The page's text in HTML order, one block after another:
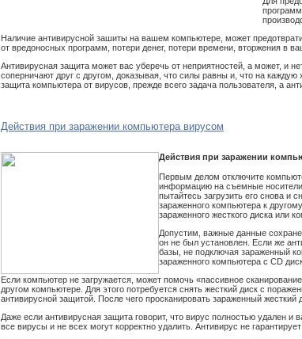
Наличие антивирусной зашиты на вашем компьютере, может
от вредоносных программ, потери денег, потери времени, вторжения в
Антивирусная защита может вас уберечь от неприятностей, а может, и
соперничают друг с другом, доказывая, что силы равны и, что на
защита компьютера от вирусов, прежде всего задача пользователя, а
Действия при заражении компьютера вирусом
Действия при заражении
Первым делом отключите
информацию на съемные
пытайтесь загрузить его снова и
зараженного компьютера к
зараженного жесткого диска или
Допустим, важные данные
он не был установлен. Если же
базы, не подключая зараженный
зараженного компьютера с CD
Если компьютер не загружается, может помочь «пассивное
другом компьютере. Для этого потребуется снять жесткий диск с
антивирусной защитой. После чего просканировать зараженный жесткий
Даже если антивирусная защита говорит, что вирус полностью удален
все вирусы и не всех могут корректно удалить. Антивирус не